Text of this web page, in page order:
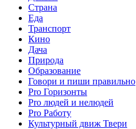
Страна
Еда
Транспорт
Кино
Дача
Природа
Образование
Говори и пиши правильно
Pro Горизонты
Pro людей и нелюдей
Pro Работу
Культурный движ Твери